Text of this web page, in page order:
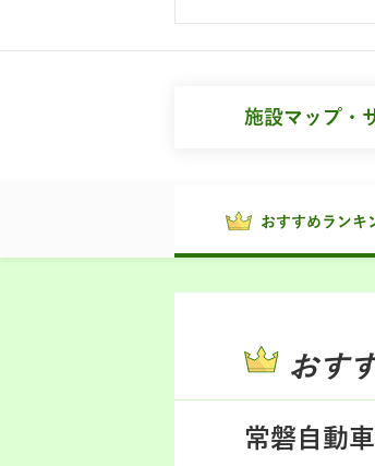
施設マップ・
おすすめランキ
おす
常磐自動